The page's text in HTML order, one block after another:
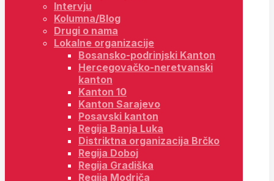
Intervju
Kolumna/Blog
Drugi o nama
Lokalne organizacije
Bosansko-podrinjski Kanton
Hercegovačko-neretvanski
kanton
Kanton 10
Kanton Sarajevo
Posavski kanton
Regija Banja Luka
Distriktna organizacija Brčko
Regija Doboj
Regija Gradiška
Regija Modriča